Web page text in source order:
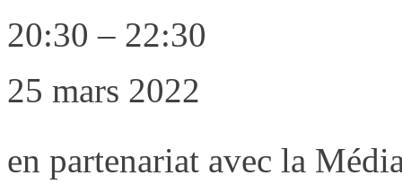
20:30 – 22:30
25 mars 2022
en partenariat avec la